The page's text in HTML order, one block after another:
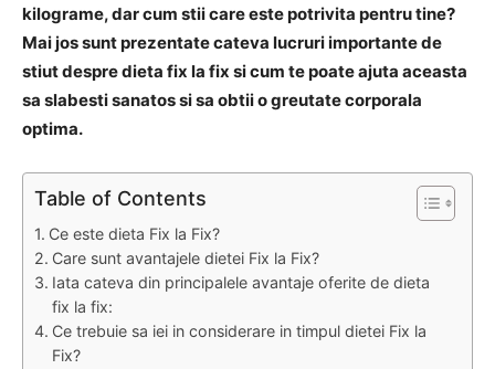
kilograme, dar cum stii care este potrivita pentru tine?
Mai jos sunt prezentate cateva lucruri importante de
stiut despre dieta fix la fix si cum te poate ajuta aceasta
sa slabesti sanatos si sa obtii o greutate corporala
optima.
Table of Contents
Ce este dieta Fix la Fix?
Care sunt avantajele dietei Fix la Fix?
Iata cateva din principalele avantaje oferite de dieta
fix la fix:
Ce trebuie sa iei in considerare in timpul dietei Fix la
Fix?